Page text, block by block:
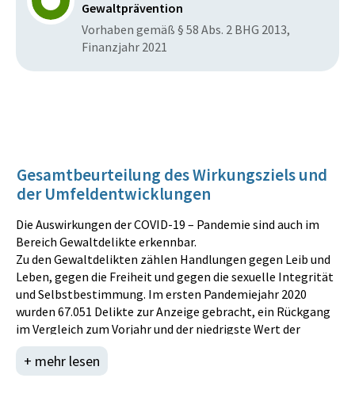
Gewaltprävention
Vorhaben gemäß § 58 Abs. 2 BHG 2013,
Finanzjahr 2021
Gesamtbeurteilung des Wirkungsziels und
der Umfeldentwicklungen
Die Auswirkungen der COVID-19 – Pandemie sind auch im
Bereich Gewaltdelikte erkennbar.
Zu den Gewaltdelikten zählen Handlungen gegen Leib und
Leben, gegen die Freiheit und gegen die sexuelle Integrität
und Selbstbestimmung. Im ersten Pandemiejahr 2020
wurden 67.051 Delikte zur Anzeige gebracht, ein Rückgang
im Vergleich zum Vorjahr und der niedrigste Wert der
letzten Jahre. Im zweiten Pandemiejahr 2021 ist die Zahl
der Anzeigen wieder geringfügig um 0,6 Prozent gestiegen
+ mehr lesen